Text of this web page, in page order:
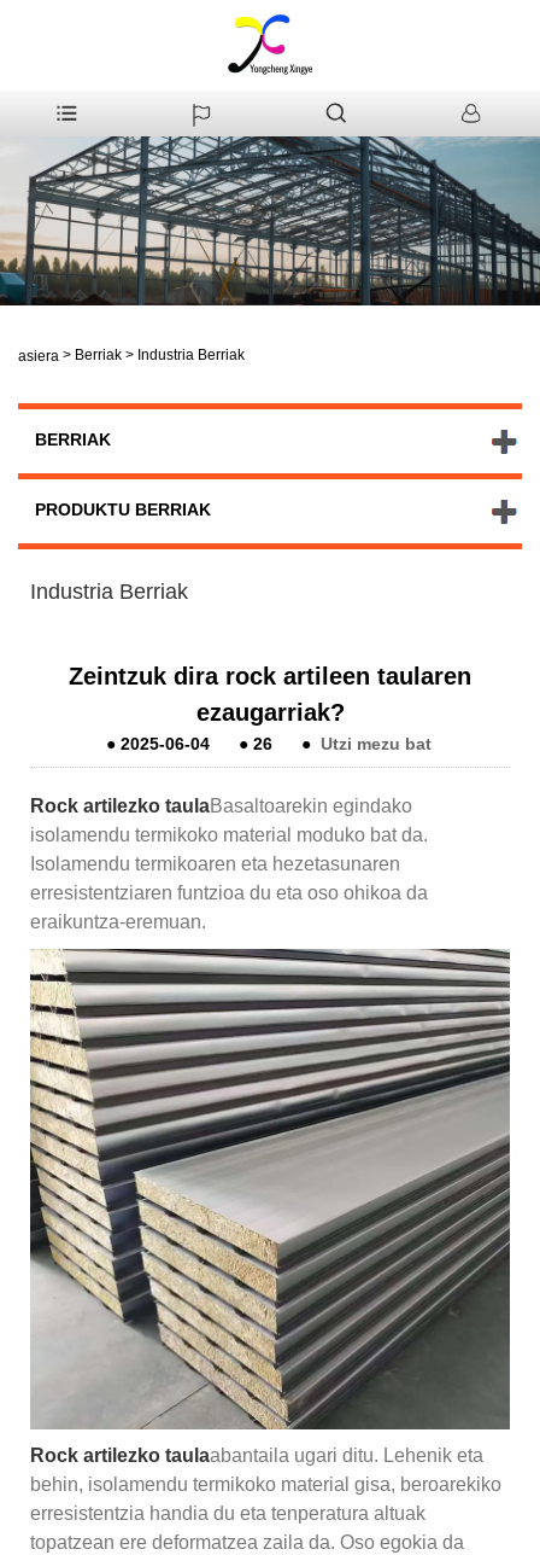
Hasiera > Berriak > Industria Berriak
BERRIAK
PRODUKTU BERRIAK
Industria Berriak
Zeintzuk dira rock artileen taularen
ezaugarriak?
●2025-06-04 ●26 ● Utzi mezu bat
Rock artilezko taulaBasaltoarekin egindako
isolamendu termikoko material moduko bat da.
Isolamendu termikoaren eta hezetasunaren
erresistentziaren funtzioa du eta oso ohikoa da
eraikuntza-eremuan.
Rock artilezko taulaabantaila ugari ditu. Lehenik eta
behin, isolamendu termikoko material gisa, beroarekiko
erresistentzia handia du eta tenperatura altuak
topatzean ere deformatzea zaila da. Oso egokia da